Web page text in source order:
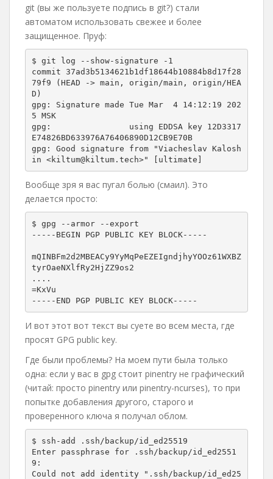
git (вы же пользуете подпись в git?) стали
автоматом использовать свежее и более
защищенное. Пруф:
$ git log --show-signature -1
commit 37ad3b5134621b1df18644b10884b8d17f28
79f9 (HEAD -> main, origin/main, origin/HEA
D)
gpg: Signature made Tue Mar  4 14:12:19 202
5 MSK
gpg:                using EDDSA key 12D3317
E74826BD633976A76406890D12CB9E70B
gpg: Good signature from "Viacheslav Kalosh
in <kiltum@kiltum.tech>" [ultimate]
Вообще зря я вас пугал болью (смаил). Это
делается просто:
$ gpg --armor --export
-----BEGIN PGP PUBLIC KEY BLOCK-----
mQINBFm2d2MBEACy9YyMqPeEZEIgndjhyYOOz61WXBZ
tyrOaeNXlfRy2HjZZ9os2
....
=KxVu
-----END PGP PUBLIC KEY BLOCK-----
И вот этот вот текст вы суете во всем места, где
просят GPG public key.
Где были проблемы? На моем пути была только
одна: если у вас в gpg стоит pinentry не графический
(читай: просто pinentry или pinentry-ncurses), то при
попытке добавления другого, старого и
проверенного ключа я получал облом.
$ ssh-add .ssh/backup/id_ed25519
Enter passphrase for .ssh/backup/id_ed2551
9:
Could not add identity ".ssh/backup/id_ed25